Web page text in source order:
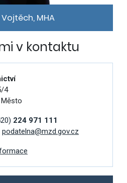
MHA
v kontaktu
4
224 971 111
podatelna@mzd.gov.cz